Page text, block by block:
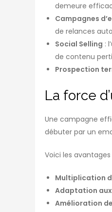
demeure
Campagnes
de relances
Social Selling :
de contenu
Prospection
La force
Une campagne
débuter par un
Voici les
Multiplication
Adaptation
Amélioration